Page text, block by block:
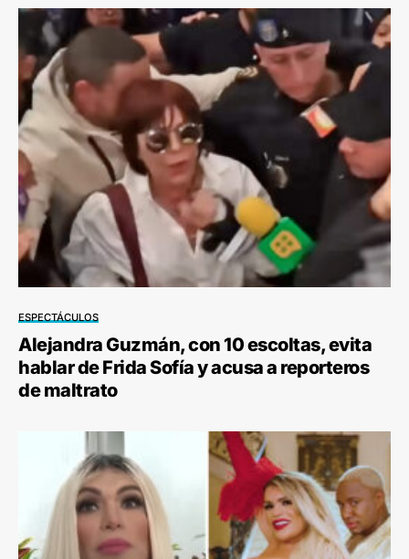
ESPECTÁCULOS
Alejandra Guzmán, con 10 escoltas, evita
hablar de Frida Sofía y acusa a reporteros
de maltrato